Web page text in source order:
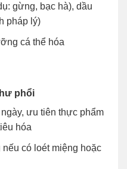
gừng, bạc hà), dầu
pháp lý)
cá thể hóa
phổi
ưu tiên thực phẩm
hóa
có loét miệng hoặc